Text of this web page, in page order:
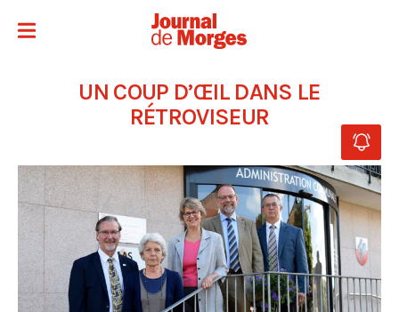
UN COUP D’ŒIL DANS LE
RÉTROVISEUR